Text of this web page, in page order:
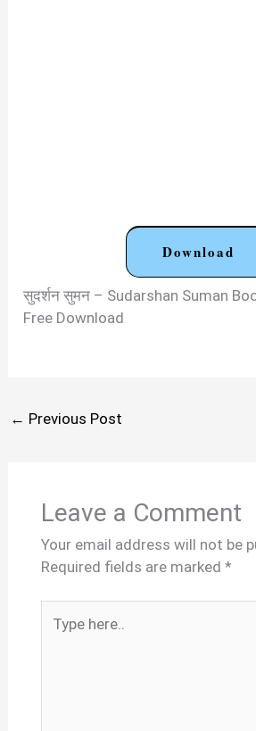
Download
सुदर्शन सुमन – Sudarshan Suman
Free Download
← Previous Post
Leave a Comment
Your email address will not be
Required fields are marked *
here..